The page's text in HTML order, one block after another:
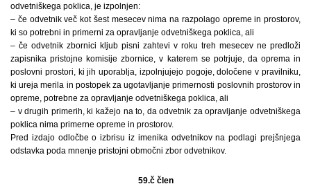
odvetniškega poklica, je izpolnjen:
– če odvetnik več kot šest mesecev nima na razpolago opreme in prostorov,
ki so potrebni in primerni za opravljanje odvetniškega poklica, ali
– če odvetnik zbornici kljub pisni zahtevi v roku treh mesecev ne predloži
zapisnika pristojne komisije zbornice, v katerem se potrjuje, da oprema in
poslovni prostori, ki jih uporablja, izpolnjujejo pogoje, določene v pravilniku,
ki ureja merila in postopek za ugotavljanje primernosti poslovnih prostorov in
opreme, potrebne za opravljanje odvetniškega poklica, ali
– v drugih primerih, ki kažejo na to, da odvetnik za opravljanje odvetniškega
poklica nima primerne opreme in prostorov.
Pred izdajo odločbe o izbrisu iz imenika odvetnikov na podlagi prejšnjega
odstavka poda mnenje pristojni območni zbor odvetnikov.
59.č člen